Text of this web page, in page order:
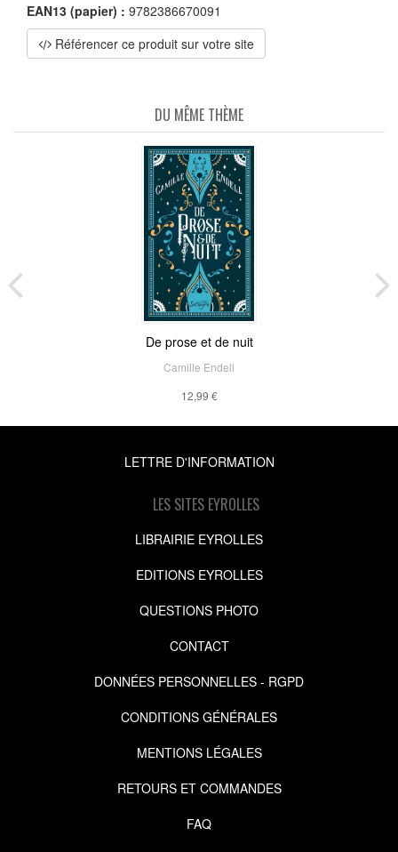
EAN13 (papier) : 9782386670091
Référencer ce produit sur votre site
DU MÊME THÈME
De prose et de nuit
Camille Endell
12,99 €
LETTRE D'INFORMATION
LES SITES EYROLLES
LIBRAIRIE EYROLLES
EDITIONS EYROLLES
QUESTIONS PHOTO
CONTACT
DONNÉES PERSONNELLES - RGPD
CONDITIONS GÉNÉRALES
MENTIONS LÉGALES
RETOURS ET COMMANDES
FAQ